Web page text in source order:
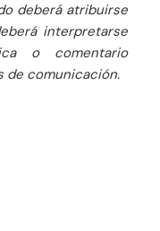
deberá atribuirse
interpretarse
o comentario
de comunicación.